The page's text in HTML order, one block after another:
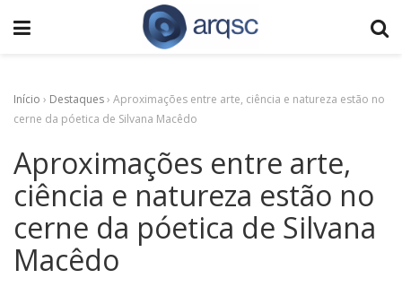
Início › Destaques› Aproximações entre arte, ciência e natureza estão no
cerne da póetica de Silvana Macêdo
Aproximações entre arte,
ciência e natureza estão no
cerne da póetica de Silvana
Macêdo